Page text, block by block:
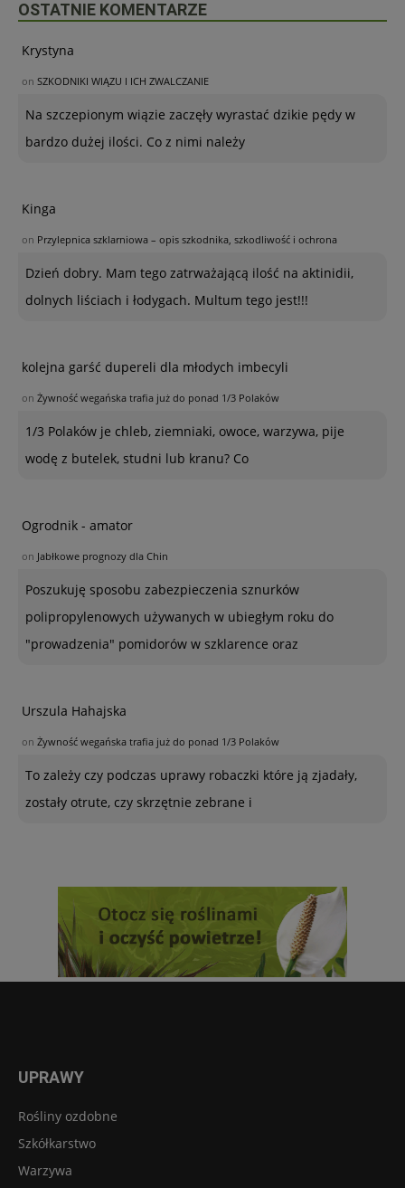
OSTATNIE KOMENTARZE
Krystyna
on SZKODNIKI WIĄZU I ICH ZWALCZANIE
Na szczepionym wiązie zaczęły wyrastać dzikie pędy w
bardzo dużej ilości. Co z nimi należy
Kinga
on Przylepnica szklarniowa – opis szkodnika, szkodliwość i ochrona
Dzień dobry. Mam tego zatrważającą ilość na aktinidii,
dolnych liściach i łodygach. Multum tego jest!!!
kolejna garść dupereli dla młodych imbecyli
on Żywność wegańska trafia już do ponad 1/3 Polaków
1/3 Polaków je chleb, ziemniaki, owoce, warzywa, pije
wodę z butelek, studni lub kranu? Co
Ogrodnik - amator
on Jabłkowe prognozy dla Chin
Poszukuję sposobu zabezpieczenia sznurków
polipropylenowych używanych w ubiegłym roku do
"prowadzenia" pomidorów w szklarence oraz
Urszula Hahajska
on Żywność wegańska trafia już do ponad 1/3 Polaków
To zależy czy podczas uprawy robaczki które ją zjadały,
zostały otrute, czy skrzętnie zebrane i
UPRAWY
Rośliny ozdobne
Szkółkarstwo
Warzywa